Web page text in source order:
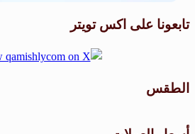
تابعونا على اكس تويتر
الطقس